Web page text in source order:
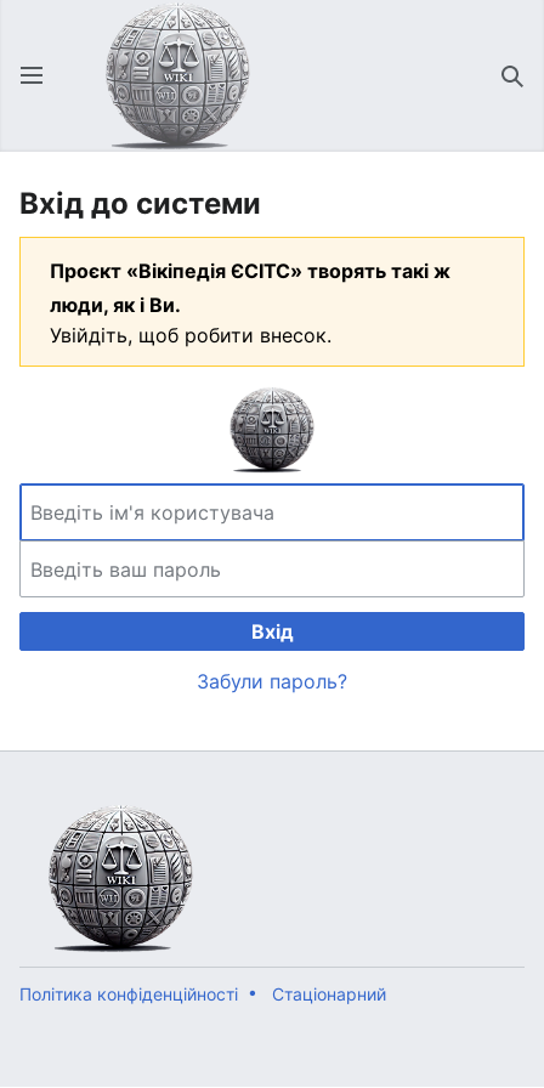
Відкрити головне меню
Вхід до системи
Проєкт «Вікіпедія ЄСІТС» творять такі ж
люди, як і Ви.
Увійдіть, щоб робити внесок.
Вхід
Забули пароль?
Політика конфіденційності Стаціонарний